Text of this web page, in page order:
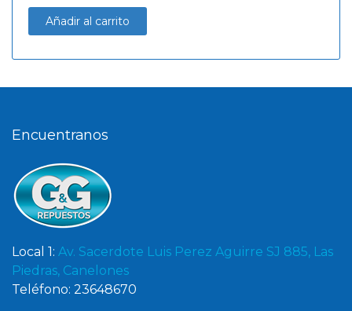
Añadir al carrito
Encuentranos
Local 1: Av. Sacerdote Luis Perez Aguirre SJ 885, Las
Piedras, Canelones
Teléfono: 23648670